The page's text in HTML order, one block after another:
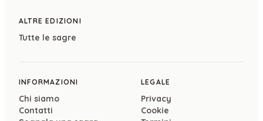
ALTRE EDIZIONI
Tutte le sagre
INFORMAZIONI
Chi siamo
Contatti
LEGALE
Privacy
Cookie